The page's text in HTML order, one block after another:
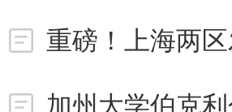
煌。重磅！上海两
加州大学伯克